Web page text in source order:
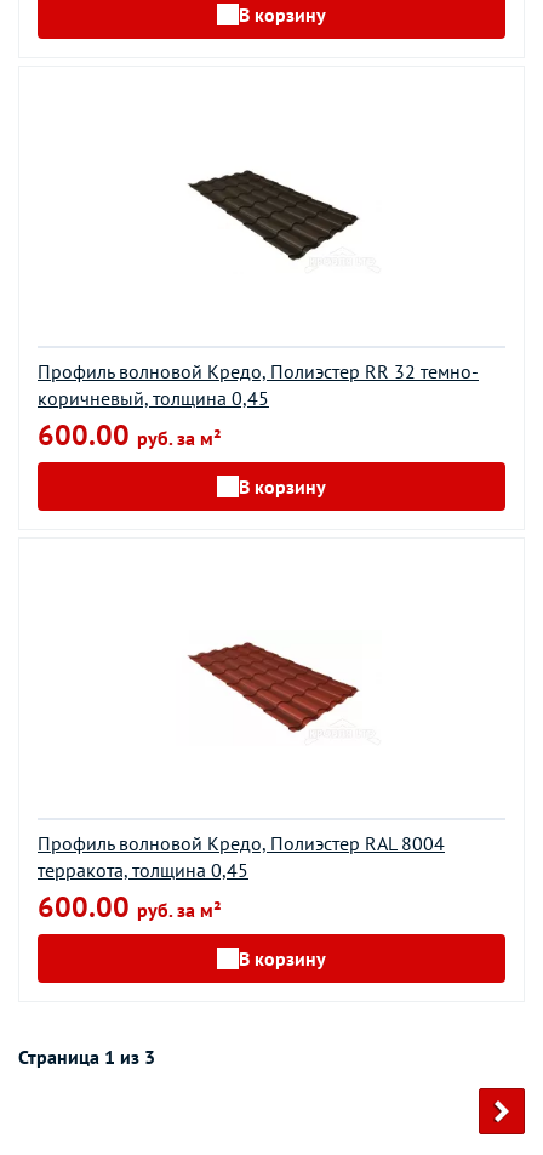
В корзину
Профиль волновой Кредо, Полиэстер RR 32 темно-
коричневый, толщина 0,45
600.00 руб. за м²
В корзину
Профиль волновой Кредо, Полиэстер RAL 8004
терракота, толщина 0,45
600.00 руб. за м²
В корзину
Страница 1 из 3